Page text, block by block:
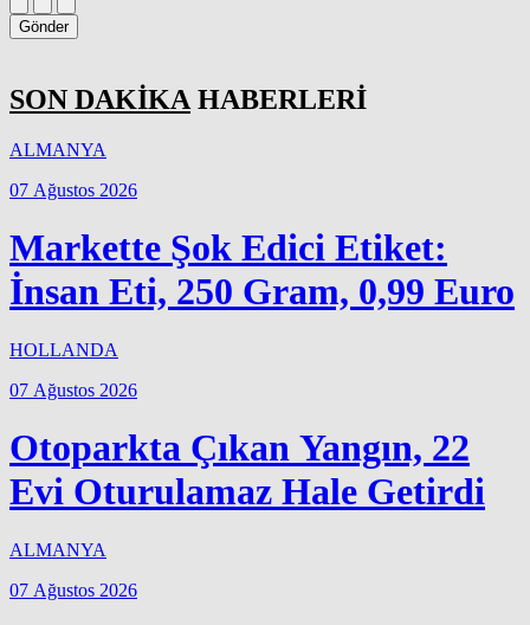
Gönder
SON DAKİKA HABERLERİ
ALMANYA
07 Ağustos 2026
Markette Şok Edici Etiket:
İnsan Eti, 250 Gram, 0,99 Euro
HOLLANDA
07 Ağustos 2026
Otoparkta Çıkan Yangın, 22
Evi Oturulamaz Hale Getirdi
ALMANYA
07 Ağustos 2026